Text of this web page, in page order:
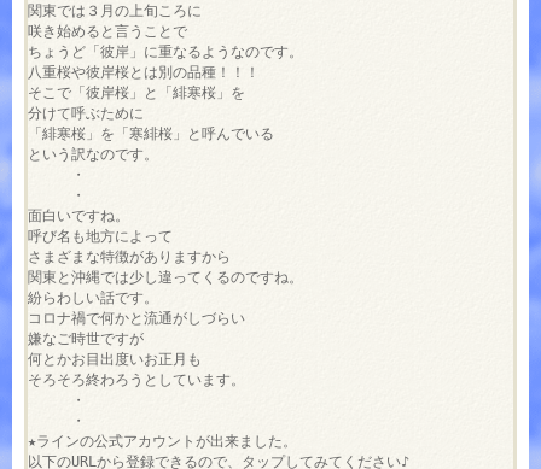
関東では３月の上旬ころに
咲き始めると言うことで
ちょうど「彼岸」に重なるようなのです。
八重桜や彼岸桜とは別の品種！！！
そこで「彼岸桜」と「緋寒桜」を
分けて呼ぶために
「緋寒桜」を「寒緋桜」と呼んでいる
という訳なのです。
・
・
面白いですね。
呼び名も地方によって
さまざまな特徴がありますから
関東と沖縄では少し違ってくるのですね。
紛らわしい話です。
コロナ禍で何かと流通がしづらい
嫌なご時世ですが
何とかお目出度いお正月も
そろそろ終わろうとしています。
・
・
★ラインの公式アカウントが出来ました。